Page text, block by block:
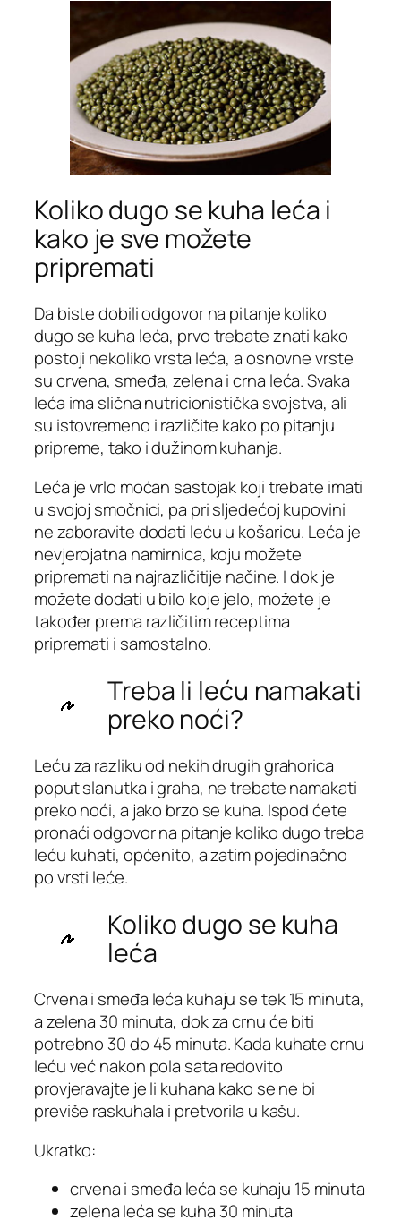
Koliko dugo se kuha leća i
kako je sve možete
pripremati
Da biste dobili odgovor na pitanje koliko
dugo se kuha leća, prvo trebate znati kako
postoji nekoliko vrsta leća, a osnovne vrste
su crvena, smeđa, zelena i crna leća. Svaka
leća ima slična nutricionistička svojstva, ali
su istovremeno i različite kako po pitanju
pripreme, tako i dužinom kuhanja.
Leća je vrlo moćan sastojak koji trebate imati
u svojoj smočnici, pa pri sljedećoj kupovini
ne zaboravite dodati leću u košaricu. Leća je
nevjerojatna namirnica, koju možete
pripremati na najrazličitije načine. I dok je
možete dodati u bilo koje jelo, možete je
također prema različitim receptima
pripremati i samostalno.
Treba li leću namakati
preko noći?
Leću za razliku od nekih drugih grahorica
poput slanutka i graha, ne trebate namakati
preko noći, a jako brzo se kuha. Ispod ćete
pronaći odgovor na pitanje koliko dugo treba
leću kuhati, općenito, a zatim pojedinačno
po vrsti leće.
Koliko dugo se kuha
leća
Crvena i smeđa leća kuhaju se tek 15 minuta,
a zelena 30 minuta, dok za crnu će biti
potrebno 30 do 45 minuta. Kada kuhate crnu
leću već nakon pola sata redovito
provjeravajte je li kuhana kako se ne bi
previše raskuhala i pretvorila u kašu.
Ukratko:
crvena i smeđa leća se kuhaju 15 minuta
zelena leća se kuha 30 minuta